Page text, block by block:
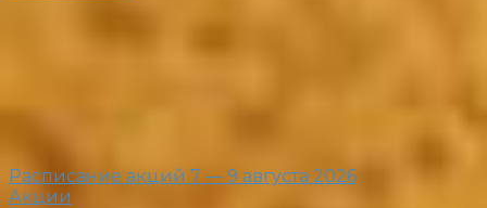
Расписание акций 7 — 9 августа 2026
Акции